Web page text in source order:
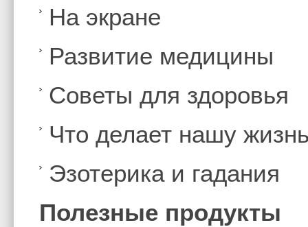
На экране
Развитие медицины
Советы для здоровья
Что делает нашу
Эзотерика и гадания
Полезные продукты